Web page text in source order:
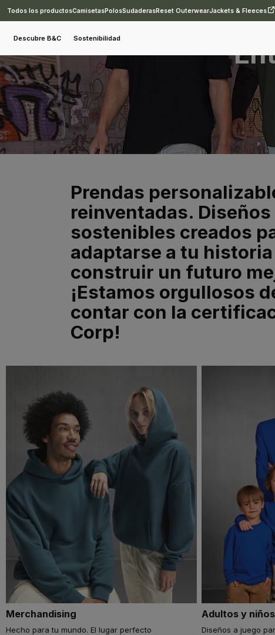
Todos los productosCamisetasPolosSudaderasReset OuterwearJackets & Fleeces
Descubre B&C Sostenibilidad
Prendas
reinventadas. Diseños
sostenibles creados
adaptarse a tu
construir un futuro
¡Estamos orgullosos
contar con la
Corp!
Merchandising
Hecho para tu mundo. El lugar perfecto
Adultos y niños
Diseños a juego